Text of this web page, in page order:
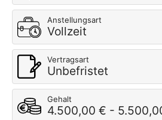
Anstellungsart
Vollzeit
Vertragsart
Unbefristet
Gehalt
4.500,00 € -